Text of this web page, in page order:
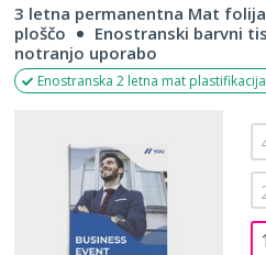
3 letna permanentna Mat folija
ploščo
Enostranski barvni
notranjo uporabo
Enostranska 2 letna mat
1